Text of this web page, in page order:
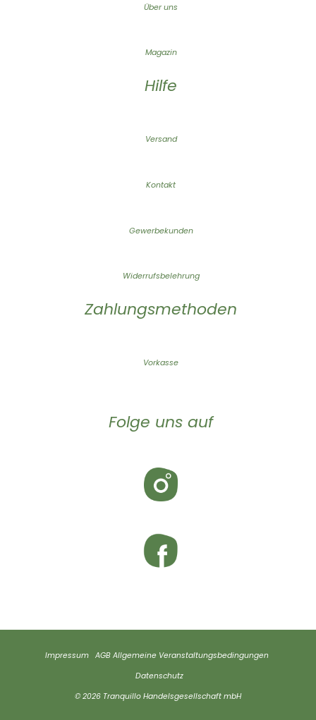
Über uns
Magazin
Hilfe
Versand
Kontakt
Gewerbekunden
Widerrufsbelehrung
Zahlungsmethoden
Vorkasse
Folge uns auf
Impressum AGB Allgemeine Veranstaltungsbedingungen
Datenschutz
© 2026 Tranquillo Handelsgesellschaft mbH